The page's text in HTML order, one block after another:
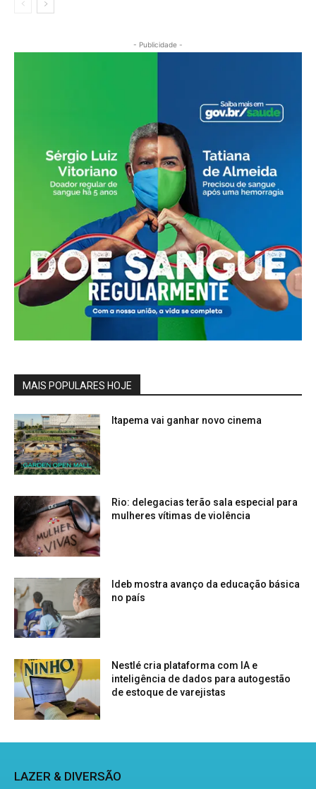
- Publicidade -
MAIS POPULARES HOJE
Itapema vai ganhar novo cinema
Rio: delegacias terão sala especial para
mulheres vítimas de violência
Ideb mostra avanço da educação básica
no país
Nestlé cria plataforma com IA e
inteligência de dados para autogestão
de estoque de varejistas
LAZER & DIVERSÃO